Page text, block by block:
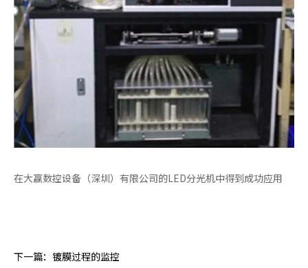
在大赢数控设备（深圳）有限公司的LED分光机中得到成功应用
下一篇： 镀膜过程的监控